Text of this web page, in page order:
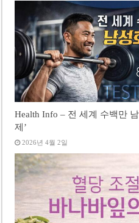
Health Info – 전 세계 수백만
제’
2026년 4월 2일